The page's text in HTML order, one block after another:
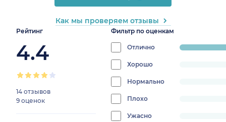
Рейтинг
4.4
14 отзывов
9 оценок
Фильтр по оценкам
Отлично
progress:
Хорошо
0%
Нормально
0%
Плохо
progress:
Ужасно
Как мы проверяем отзывы